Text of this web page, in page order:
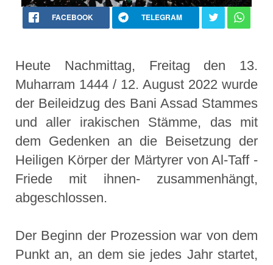
FACEBOOK TELEGRAM
Heute Nachmittag, Freitag den 13.
Muharram 1444 / 12. August 2022 wurde
der Beileidzug des Bani Assad Stammes
und aller irakischen Stämme, das mit
dem Gedenken an die Beisetzung der
Heiligen Körper der Märtyrer von Al-Taff -
Friede mit ihnen- zusammenhängt,
abgeschlossen.
Der Beginn der Prozession war von dem
Punkt an, an dem sie jedes Jahr startet,